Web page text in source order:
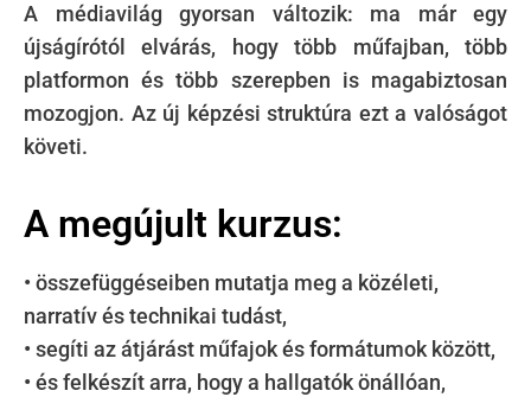
A médiavilág gyorsan változik: ma már egy
újságírótól elvárás, hogy több műfajban, több
platformon és több szerepben is magabiztosan
mozogjon. Az új képzési struktúra ezt a valóságot
követi.
A megújult kurzus:
• összefüggéseiben mutatja meg a közéleti,
narratív és technikai tudást,
• segíti az átjárást műfajok és formátumok között,
• és felkészít arra, hogy a hallgatók önállóan,